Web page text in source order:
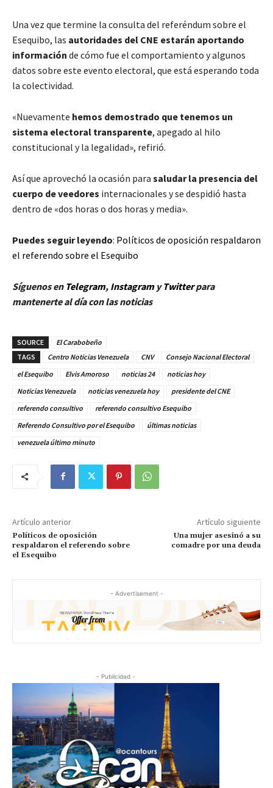
Una vez que termine la consulta del referéndum sobre el
Esequibo, las autoridades del CNE estarán aportando
información de cómo fue el comportamiento y algunos
datos sobre este evento electoral, que está esperando toda
la colectividad.
«Nuevamente hemos demostrado que tenemos un
sistema electoral transparente, apegado al hilo
constitucional y la legalidad», refirió.
Así que aprovechó la ocasión para saludar la presencia del
cuerpo de veedores internacionales y se despidió hasta
dentro de «dos horas o dos horas y media».
Puedes seguir leyendo: Políticos de oposición respaldaron
el referendo sobre el Esequibo
Síguenos en Telegram, InstagramyTwitterpara
mantenerte al día con las noticias
SOURCE
El Carabobeño
TAGS
Centro Noticias Venezuela CNV
Consejo Nacional Electoral
el Esequibo
Elvis Amoroso noticias 24
noticias hoy
Noticias Venezuela
noticias venezuela hoy
presidente del CNE
referendo consultivo
referendo consultivo Esequibo
Referendo Consultivo por el Esequibo
últimas noticias
venezuela último minuto
Artículo anterior
Políticos de oposición
respaldaron el referendo sobre
el Esequibo
Artículo siguiente
Una mujer asesinó a su
comadre por una deuda
- Advertisement -
- Publicidad -